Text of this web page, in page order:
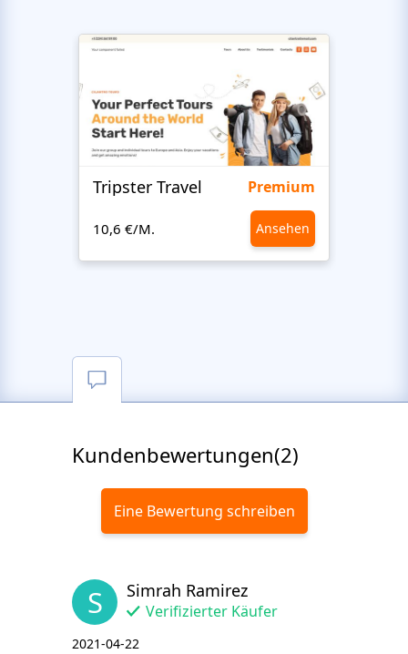
Tripster Travel Premium
10,6 €/M. Ansehen
Kundenbewertungen(2)
Eine Bewertung schreiben
S Simrah Ramirez
Verifizierter Käufer
2021-04-22